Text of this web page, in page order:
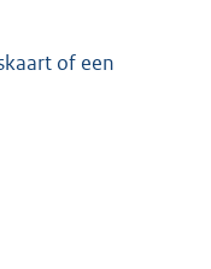
of een